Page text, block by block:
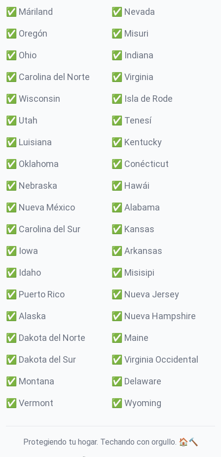
✅ Máriland ✅ Nevada
✅ Oregón ✅ Misuri
✅ Ohio ✅ Indiana
✅ Carolina del Norte ✅ Virginia
✅ Wisconsin ✅ Isla de Rode
✅ Utah ✅ Tenesí
✅ Luisiana ✅ Kentucky
✅ Oklahoma ✅ Conécticut
✅ Nebraska ✅ Hawái
✅ Nueva México ✅ Alabama
✅ Carolina del Sur ✅ Kansas
✅ Iowa ✅ Arkansas
✅ Idaho ✅ Misisipi
✅ Puerto Rico ✅ Nueva Jersey
✅ Alaska ✅ Nueva Hampshire
✅ Dakota del Norte ✅ Maine
✅ Dakota del Sur ✅ Virginia Occidental
✅ Montana ✅ Delaware
✅ Vermont ✅ Wyoming
Protegiendo tu hogar. Techando con orgullo. 🏠🔨